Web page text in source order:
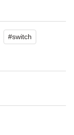
ード対応 携帯モ
#switch